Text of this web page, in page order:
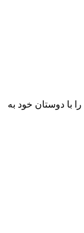
با دوستان خود به